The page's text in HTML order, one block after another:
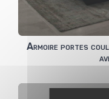
Armoire portes